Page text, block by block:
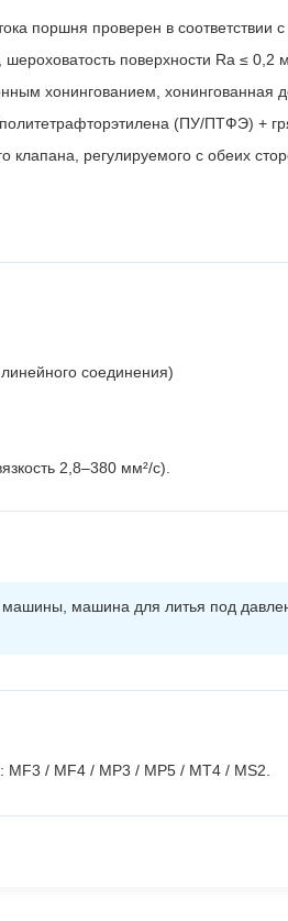
поршня проверен в соответствии с
поверхности Ra ≤ 0,2
хонингованием, хонингованная
(ПУ/ПТФЭ) +
регулируемого с обеих
соединения)
2,8–380 мм²/с).
машина для литья под
MF3 / MF4 / MP3 / MP5 / MT4 / MS2.